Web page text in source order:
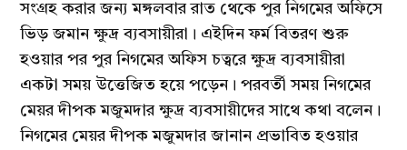
সংগ্রহ করার জন্য মঙ্গলবার রাত থেকে পুর নিগমের অফিসে
ভিড় জমান ক্ষুদ্র ব্যবসায়ীরা। এইদিন ফর্ম বিতরণ শুরু
হওয়ার পর পুর নিগমের অফিস চত্বরে ক্ষুদ্র ব্যবসায়ীরা
একটা সময় উত্তেজিত হয়ে পড়েন। পরবর্তী সময় নিগমের
মেয়র দীপক মজুমদার ক্ষুদ্র ব্যবসায়ীদের সাথে কথা বলেন।
নিগমের মেয়র দীপক মজুমদার জানান প্রভাবিত হওয়ার